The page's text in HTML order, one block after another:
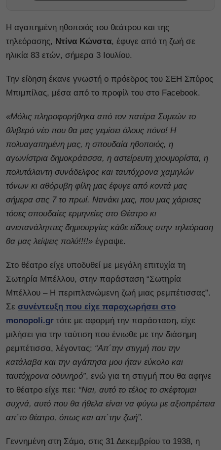
Η αγαπημένη ηθοποιός του θεάτρου και της
τηλεόρασης, Ντίνα Κώνστα, έφυγε από τη ζωή σε
ηλικία 83 ετών, σήμερα 3 Ιουλίου.
Την είδηση έκανε γνωστή ο πρόεδρος του ΣΕΗ Σπύρος
Μπιμπίλας, μέσα από το προφίλ του στο Facebook.
«Μόλις πληροφορήθηκα από τον πατέρα Συμεών το
θλιβερό νέο που θα μας γεμίσει όλους πόνο! Η
πολυαγαπημένη μας, η σπουδαία ηθοποιός, η
αγωνίστρια δημοκράτισσα, η αστείρευτη χιουμορίστα, η
πολυτάλαντη συνάδελφος και ταυτόχρονα χαμηλών
τόνων κι αθόρυβη φίλη μας έφυγε από κοντά μας
σήμερα στις 7 το πρωί. Ντινάκι μας, που μας χάρισες
τόσες σπουδαίες ερμηνείες στο Θέατρο κι
ανεπανάληπτες δημιουργίες κάθε είδους στην τηλεόραση
θα μας λείψεις πολύ!!!!» έγραψε.
Στο θέατρο είχε υποδυθεί με μεγάλη επιτυχία τη
Σωτηρία Μπέλλου, στην παράσταση “Σωτηρία
Μπέλλου – Η περιπλανώμενη ζωή μιας ρεμπέτισσας”.
Σε συνέντευξη που είχε παραχωρήσει στο
monopoli.gr τότε με αφορμή την παράσταση, είχε
μιλήσει για την ταύτιση που ένιωθε με την διάσημη
ρεμπέτισσα, λέγοντας: “Απ΄την στιγμή που την
κατάλαβα και την αγάπησα μου ήταν εύκολο και
ταυτόχρονα οδυνηρό”, ενώ για τη στιγμή που θα αφηνε
το θέατρο είχε πει: “Ναι, αυτό το τέλος το σκέφτομαι
συχνά, αυτό που θα ήθελα είναι να φύγω με αξιοπρέπεια
απ΄το θέατρο, όπως και απ΄την ζωή”.
Γεννημένη στη Σάμο, στις 31 Δεκεμβρίου το 1938, η